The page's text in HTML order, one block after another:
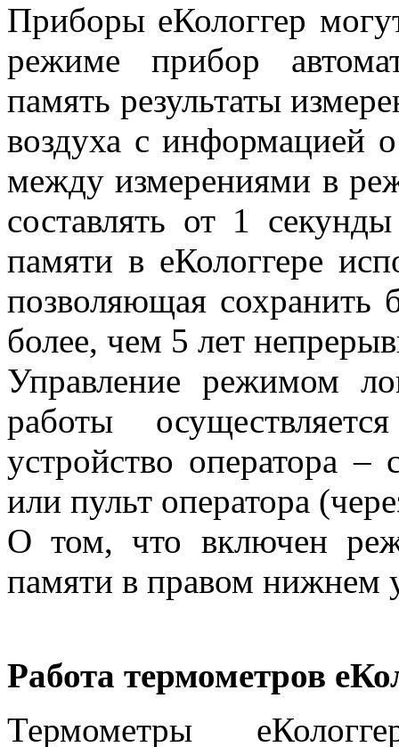
Приборы еКологгер
режиме прибор
память результаты
воздуха с информацией
между измерениями в
составлять от 1
памяти в еКологгере
позволяющая сохранить
более, чем 5 лет
Управление режимом
работы
устройство оператора
или пульт оператора
О том, что включен
памяти в правом нижнем
Работа термометров
Термометры